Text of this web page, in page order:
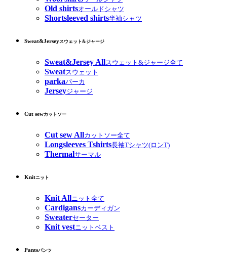
Old shirtsオールドシャツ
Shortsleeved shirts半袖シャツ
Sweat&Jerseyスウェット&ジャージ
Sweat&Jersey Allスウェット&ジャージ全て
Sweatスウェット
parkaパーカ
Jerseyジャージ
Cut sewカットソー
Cut sew Allカットソー全て
Longsleeves Tshirts長袖Tシャツ(ロンT)
Thermalサーマル
Knitニット
Knit Allニット全て
Cardigansカーディガン
Sweaterセーター
Knit vestニットベスト
Pantsパンツ